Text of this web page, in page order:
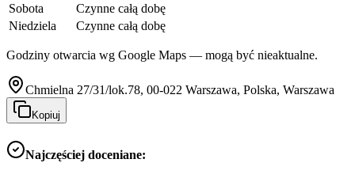
Sobota
Czynne całą dobę
Niedziela
Czynne całą dobę
Godziny otwarcia wg Google Maps — mogą być nieaktualne.
Chmielna 27/31/lok.78, 00-022 Warszawa, Polska, Warszawa
Kopiuj
Najczęściej doceniane: